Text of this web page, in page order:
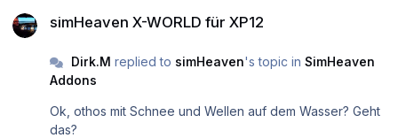
simHeaven X-WORLD für XP12
Dirk.M replied to simHeaven's topic in SimHeaven
Addons
Ok, othos mit Schnee und Wellen auf dem Wasser? Geht
das?